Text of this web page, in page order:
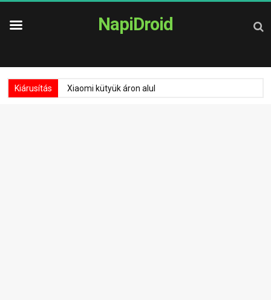
NapiDroid
Kiárusítás Xiaomi kütyük áron alul